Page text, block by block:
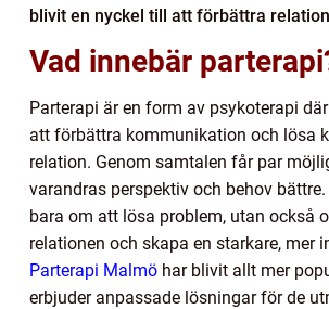
blivit en nyckel till att förbättra
Vad innebär
Parterapi är en form av psykoterapi
att förbättra kommunikation och lösa
relation. Genom samtalen får par
varandras perspektiv och behov
bara om att lösa problem, utan också
relationen och skapa en starkare, mer
Parterapi Malmö har blivit allt mer
erbjuder anpassade lösningar för de